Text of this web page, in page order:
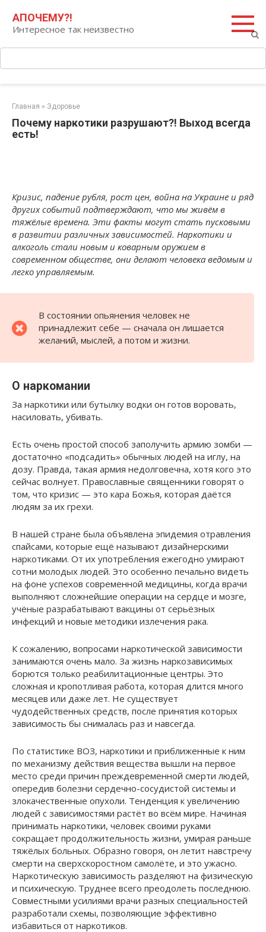
контенту
АПОЧЕМУ?!
Интересное так неизвестно
Главная » Здоровье
Почему наркотики разрушают?! Выход всегда
есть!
Кризис, падение рубля, рост цен, война на Украине и ряд
других событий подтверждают, что мы живём в
тяжёлые времена. Эти факты могут стать пусковыми
в развитии различных зависимостей. Наркотики и
алкоголь стали новым и коварным оружием в
современном обществе, они делают человека ведомым и
легко управляемым.
В состоянии опьянения человек не
принадлежит себе — сначала он лишается
желаний, мыслей, а потом и жизни.
О наркомании
За наркотики или бутылку водки он готов воровать,
насиловать, убивать.
Есть очень простой способ заполучить армию зомби —
достаточно «подсадить» обычных людей на иглу, на
дозу. Правда, такая армия недолговечна, хотя кого это
сейчас волнует. Православные священники говорят о
том, что кризис — это кара Божья, которая даётся
людям за их грехи.
В нашей стране была объявлена эпидемия отравления
спайсами, которые ещё называют дизайнерскими
наркотиками. От их употребления ежегодно умирают
сотни молодых людей. Это особенно печально видеть
на фоне успехов современной медицины, когда врачи
выполняют сложнейшие операции на сердце и мозге,
учёные разрабатывают вакцины от серьёзных
инфекций и новые методики излечения рака.
К сожалению, вопросами наркотической зависимости
занимаются очень мало. За жизнь наркозависимых
борются только реабилитационные центры. Это
сложная и кропотливая работа, которая длится много
месяцев или даже лет. Не существует
чудодейственных средств, после принятия которых
зависимость бы снималась раз и навсегда.
По статистике ВОЗ, наркотики и приближенные к ним
по механизму действия вещества вышли на первое
место среди причин преждевременной смерти людей,
опередив болезни сердечно-сосудистой системы и
злокачественные опухоли. Тенденция к увеличению
людей с зависимостями растёт во всём мире. Начиная
принимать наркотики, человек своими руками
сокращает продолжительность жизни, умирая раньше
тяжёлых больных. Образно говоря, он летит навстречу
смерти на сверхскоростном самолёте, и это ужасно.
Наркотическую зависимость разделяют на физическую
и психическую. Труднее всего преодолеть последнюю.
Совместными усилиями врачи разных специальностей
разработали схемы, позволяющие эффективно
избавиться от наркотиков.